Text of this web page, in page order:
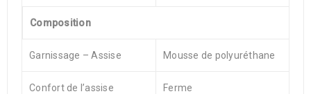
Composition
Garnissage – Assise Mousse de polyuréthane
Confort de l’assise Ferme